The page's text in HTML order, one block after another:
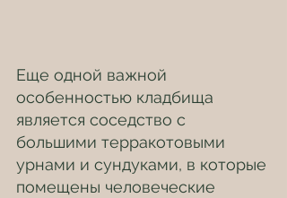
Еще одной важной
особенностью кладбища
является соседство с
большими терракотовыми
урнами и сундуками, в которые
помещены человеческие